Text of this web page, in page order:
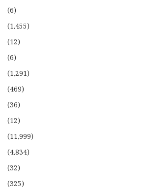
(6)
(1،455)
(12)
(6)
(1،291)
(469)
(36)
(12)
(11،999)
(4،834)
(32)
(325)